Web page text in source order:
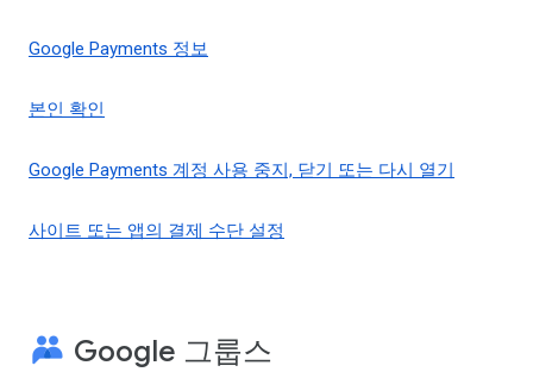
Google Payments 정보
본인 확인
Google Payments 계정 사용 중지, 닫기 또는 다시 열기
사이트 또는 앱의 결제 수단 설정
Google 그룹스